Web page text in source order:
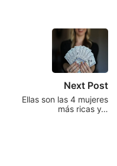
Next Post
Ellas son las 4 mujeres
más ricas y…